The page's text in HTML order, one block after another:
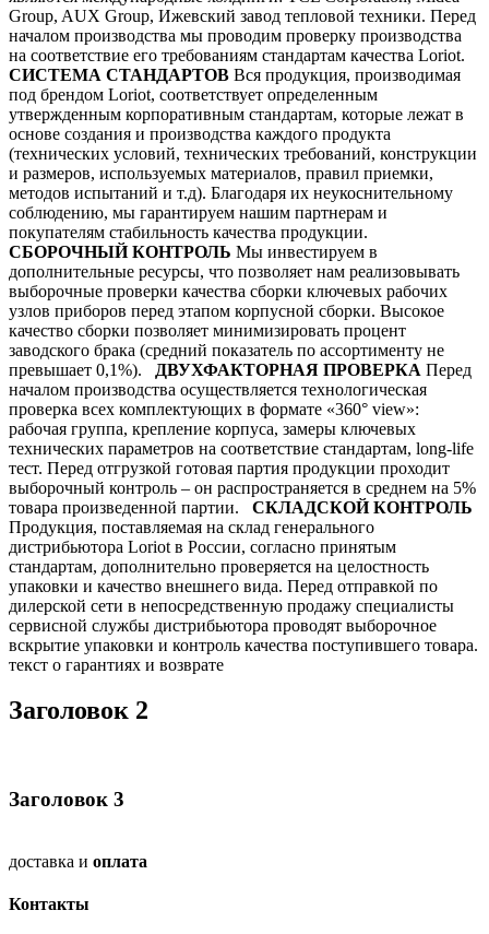
Group, AUX Group, Ижевский завод тепловой техники. Перед
началом производства мы проводим проверку производства
на соответствие его требованиям стандартам качества Loriot.
СИСТЕМА СТАНДАРТОВ Вся продукция, производимая
под брендом Loriot, соответствует определенным
утвержденным корпоративным стандартам, которые лежат в
основе создания и производства каждого продукта
(технических условий, технических требований, конструкции
и размеров, используемых материалов, правил приемки,
методов испытаний и т.д). Благодаря их неукоснительному
соблюдению, мы гарантируем нашим партнерам и
покупателям стабильность качества продукции.
СБОРОЧНЫЙ КОНТРОЛЬ Мы инвестируем в
дополнительные ресурсы, что позволяет нам реализовывать
выборочные проверки качества сборки ключевых рабочих
узлов приборов перед этапом корпусной сборки. Высокое
качество сборки позволяет минимизировать процент
заводского брака (средний показатель по ассортименту не
превышает 0,1%).
ДВУХФАКТОРНАЯ ПРОВЕРКА Перед
началом производства осуществляется технологическая
проверка всех комплектующих в формате «360° view»:
рабочая группа, крепление корпуса, замеры ключевых
технических параметров на соответствие стандартам, long-life
тест. Перед отгрузкой готовая партия продукции проходит
выборочный контроль – он распространяется в среднем на 5%
товара произведенной партии. СКЛАДСКОЙ КОНТРОЛЬ
Продукция, поставляемая на склад генерального
дистрибьютора Loriot в России, согласно принятым
стандартам, дополнительно проверяется на целостность
упаковки и качество внешнего вида. Перед отправкой по
дилерской сети в непосредственную продажу специалисты
сервисной службы дистрибьютора проводят выборочное
вскрытие упаковки и контроль качества поступившего товара.
текст о гарантиях и возврате
Заголовок 2
Заголовок 3
доставка и оплата
Контакты